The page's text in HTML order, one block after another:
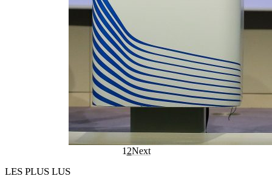
1 2Next
LES PLUS LUS